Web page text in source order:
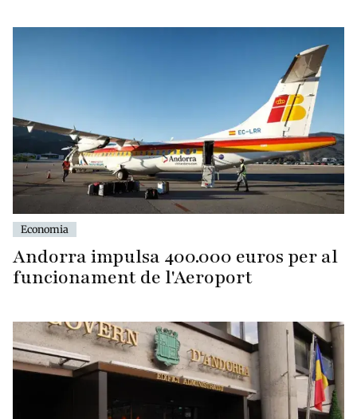
Economia
Andorra impulsa 400.000 euros per al
funcionament de l'Aeroport